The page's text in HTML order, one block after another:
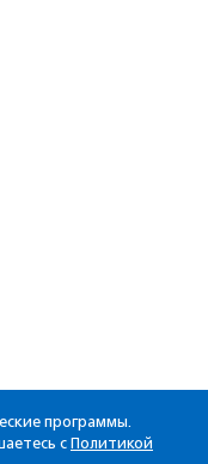
программы.
с Политикой